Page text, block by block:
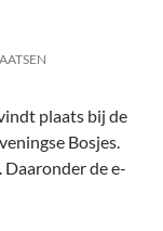
plaats bij de
Bosjes.
de e-